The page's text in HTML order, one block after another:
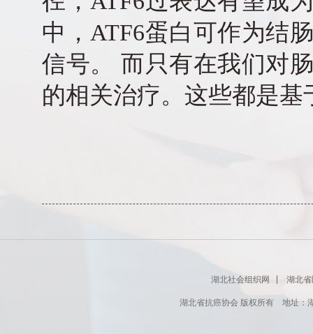
中，ATF6蛋白可作为结
信号。 而只有在我们对
的相关治疗。这些都是
湖北社会组织网 湖北
湖北省抗癌协会 版权所有 地址：